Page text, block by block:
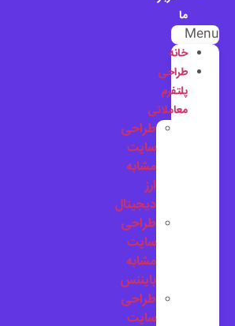
ما
Menu
خانه
طراحی
پلتفرم
معاملاتی
طراحی
سایت
مشابه
ارز
دیجیتال
طراحی
سایت
مشابه
بایننس
طراحی
سایت